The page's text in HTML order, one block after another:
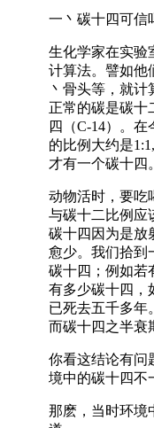
一丶碳十四可信
生化学家在实验
计算法。譬如他
丶骨头等，就计
正常的碳是碳十
四（C-14）。
的比例大约是
才有一个碳十四。
动物活时，要吃
与碳十二比例应
碳十四因为是放
愈少。我们拾到
碳十四；例如若
有多少碳十四，
已死去五千多年
而碳十四之半衰
你看这结论有问
境中的碳十四不
那麽，当时环境